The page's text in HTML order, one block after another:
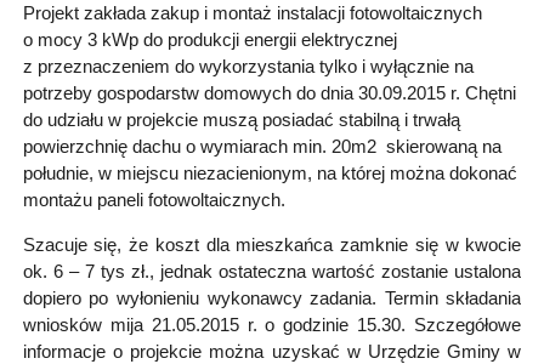
Projekt zakłada zakup i montaż instalacji fotowoltaicznych
o mocy 3 kWp do produkcji energii elektrycznej
z przeznaczeniem do wykorzystania tylko i wyłącznie na
potrzeby gospodarstw domowych do dnia 30.09.2015 r. Chętni
do udziału w projekcie muszą posiadać stabilną i trwałą
powierzchnię dachu o wymiarach min. 20m2 skierowaną na
południe, w miejscu niezacienionym, na której można dokonać
montażu paneli fotowoltaicznych.
Szacuje się, że koszt dla mieszkańca zamknie się w kwocie
ok. 6 – 7 tys zł., jednak ostateczna wartość zostanie ustalona
dopiero po wyłonieniu wykonawcy zadania. Termin składania
wniosków mija 21.05.2015 r. o godzinie 15.30. Szczegółowe
informacje o projekcie można uzyskać w Urzędzie Gminy w